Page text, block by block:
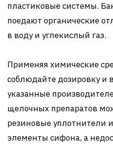
пластиковые системы.
поедают органические
в воду и углекислый газ.
Применяя химические
соблюдайте дозировку
указанные
щелочных препаратов
резиновые уплотнители
элементы сифона, а